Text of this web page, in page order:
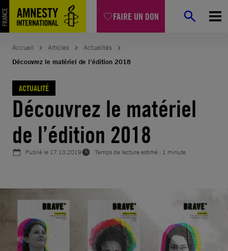
FAIRE UN DON
Aller
au
contenu
Accueil Articles
Actualités
Découvrez le matériel de l’édition 2018
ACTUALITÉ
Découvrez le matériel
de l’édition 2018
Publié le 17.10.2019 Temps de lecture estimé : 1 minute